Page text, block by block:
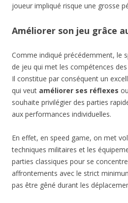
joueur impliqué risque une grosse
Améliorer son jeu grâce
Comme indiqué précédemment, le
de jeu qui met les compétences
Il constitue par conséquent un
qui veut améliorer ses réflexes
souhaite privilégier des parties
aux performances individuelles.
En effet, en speed game, on met
techniques militaires et les
parties classiques pour se
affrontements avec le strict
pas être gêné durant les